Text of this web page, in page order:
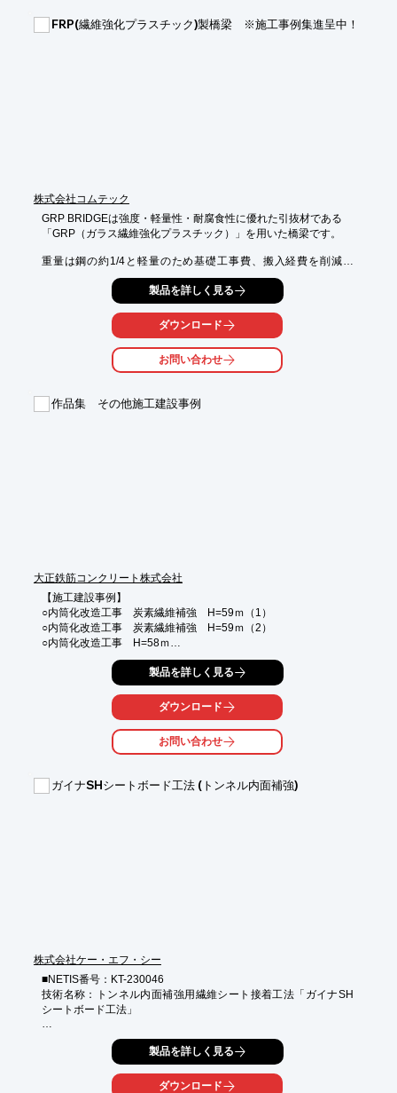
■メンテナンスフリー
FRP(繊維強化プラスチック)製橋梁 ※施工事例集進呈中！
株式会社コムテック
GRP BRIDGEは強度・軽量性・耐腐食性に優れた引抜材である
「GRP（ガラス繊維強化プラスチック）」を用いた橋梁です。
重量は鋼の約1/4と軽量のため基礎工事費、搬入経費を削減可
重機では入れない山奥などの場所でも人力で持ち運び、施工が行
雨風や塩害による腐食に強く、過酷な環境でも優れた耐久性を発
【４つの強み】
部材に比べて軽くて強い！
(２)塩害・水に強く腐食しない！
製品を詳しく見る
ダウンロード
お問い合わせ
作品集 その他施工建設事例
大正鉄筋コンクリート株式会社
【施工建設事例】
○内筒化改造工事　炭素繊維補強　H=59ｍ（1）
○内筒化改造工事　炭素繊維補強　H=59ｍ（2）
○内筒化改造工事　H=58ｍ
○排水機場排気ダクト工事（1）
○排水機場排気ダクト工事（2）
詳しくはお問い合わせ下さい。
製品を詳しく見る
ダウンロード
お問い合わせ
ガイナSHシートボード工法 (トンネル内面補強)
株式会社ケー・エフ・シー
■NETIS番号：KT-230046
技術名称：トンネル内面補強用繊維シート接着工法「ガイナSH
シートボード工法」
＊高目付の炭素繊維（通常の多層分）を１層の積層繊維シートで
＊当社の炭素繊維シート工法の重ね貼りに比べ、工期短縮、コス
製品を詳しく見る
ダウンロード